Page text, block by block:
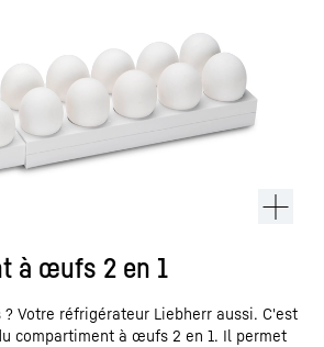
à œufs 2 en 1
Votre réfrigérateur Liebherr aussi. C'est
compartiment à œufs 2 en 1. Il permet